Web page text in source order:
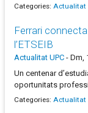
Categories: Actualitat
Ferrari
l’ETSEIB
Actualitat UPC - Dm,
Un centenar
oportunitats
Categories: Actualitat